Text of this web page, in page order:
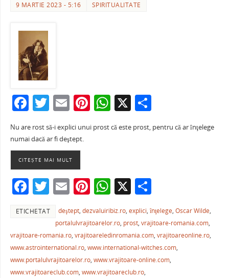
9 MARTIE 2023 - 5:16 SPIRITUALITATE
F
c
e
b
o
o
k
T
w
itt
er
E
m
ai
l
Pi
nt
er
W
h
at
p
p
X P
ta
ză
Nu are rost să-i explici unui prost că este prost, pentru că ar înţelege
numai dacă ar fi deştept.
CITEȘTE MAI MULT
F
c
e
b
o
T
w
itt
er
E
ai
l
Pi
nt
er
e
st
W
h
at
s
A
p
X P
ar
ta
je
a
ză
ETICHETAT deştept,dezvaluiribiz.ro,explici,înţelege,Oscar Wilde,
portalulvrajitoarelor.ro, prost,vrajitoare-romania.com,
vrajitoare-romania.ro, vrajitoareledinromania.com, vrajitoareonline.ro,
www.astrointernational.ro, www.international-witches.com,
www.portalulvrajitoarelor.ro, www.vrajitoare-online.com,
www.vrajitoareclub.com, www.vrajitoareclub.ro,